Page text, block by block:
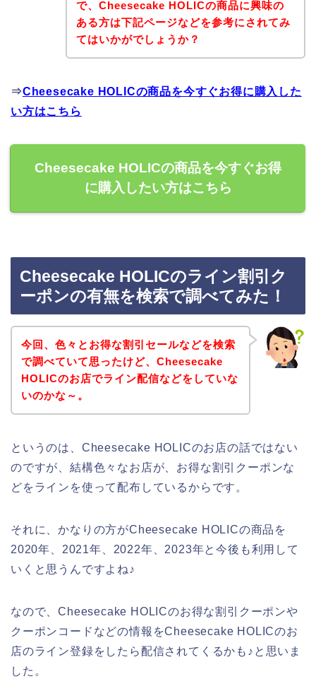
で、Cheesecake HOLICの商品に興味の
ある方は下記ページなどを参考にされてみ
てはいかがでしょうか？
⇒Cheesecake HOLICの商品を今すぐお得に購入した
い方はこちら
Cheesecake HOLICの商品を今すぐお得
に購入したい方はこちら
Cheesecake HOLICのライン割引ク
ーポンの有無を検索で調べてみた！
今回、色々とお得な割引セールなどを検索
で調べていて思ったけど、Cheesecake
HOLICのお店でライン配信などをしていな
いのかな～。
というのは、Cheesecake HOLICのお店の話ではない
のですが、結構色々なお店が、お得な割引クーポンな
どをラインを使って配布しているからです。
それに、かなりの方がCheesecake HOLICの商品を
2020年、2021年、2022年、2023年と今後も利用して
いくと思うんですよね♪
なので、Cheesecake HOLICのお得な割引クーポンや
クーポンコードなどの情報をCheesecake HOLICのお
店のライン登録をしたら配信されてくるかも♪と思いま
した。